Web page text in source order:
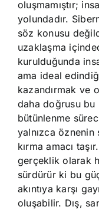
oluşmamıştır;
yolundadır.
söz konusu
uzaklaşma
kurulduğunda
ama ideal
kazandırmak ve
daha doğrusu
bütünlenme
yalnızca
kırma amacı
gerçeklik olarak
sürdürür ki bu
akıntıya karşı
oluşabilir. Dış,